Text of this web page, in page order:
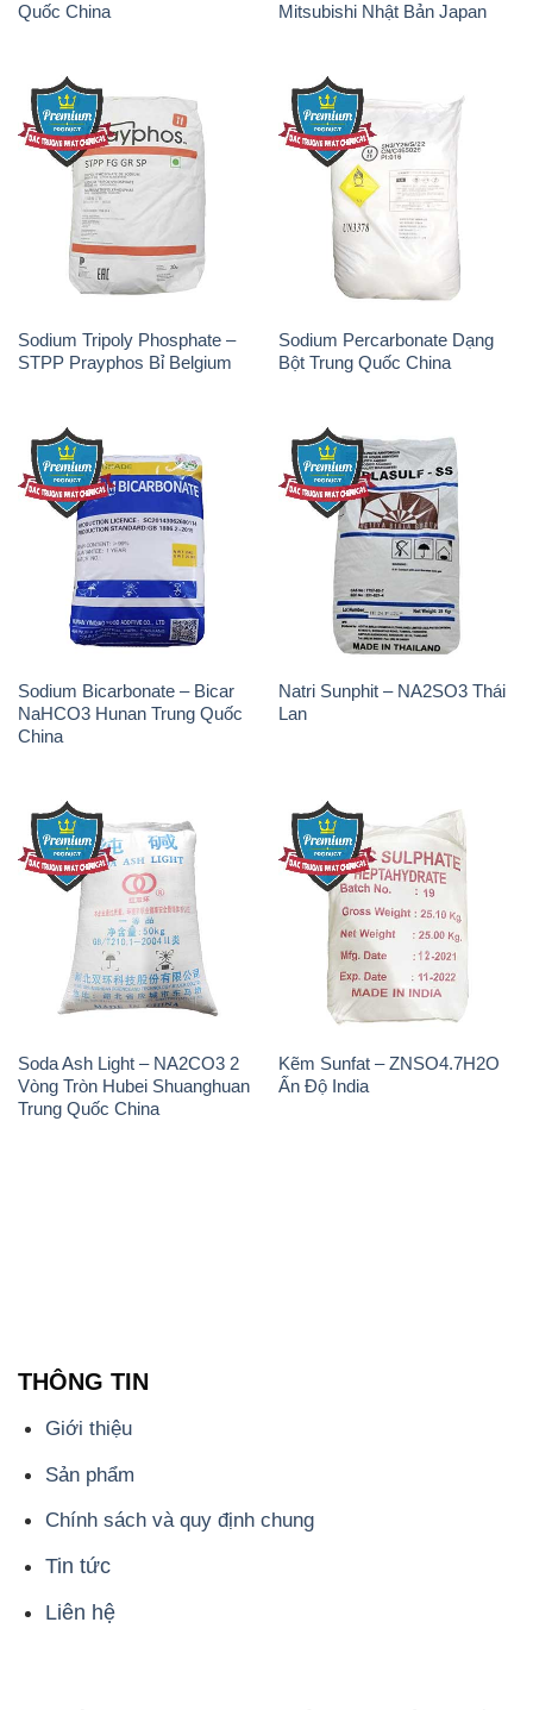
Sodium Tripoly Phosphate –
STPP Prayphos Bỉ Belgium
Sodium Percarbonate Dạng
Bột Trung Quốc China
Sodium Bicarbonate – Bicar
NaHCO3 Hunan Trung Quốc
Natri Sunphit – NA2SO3 Thái
Soda Ash Light – NA2CO3 2
Vòng Tròn Hubei Shuanghuan
Trung Quốc China
Kẽm Sunfat – ZNSO4.7H2O
Ấn Độ India
Chính sách và quy định chung
Tin tức
Liên hệ
📞
PHÒNG KINH DOANH - CÔNG TY HÓA CHẤT
ĐẮC TRƯỜNG PHÁT